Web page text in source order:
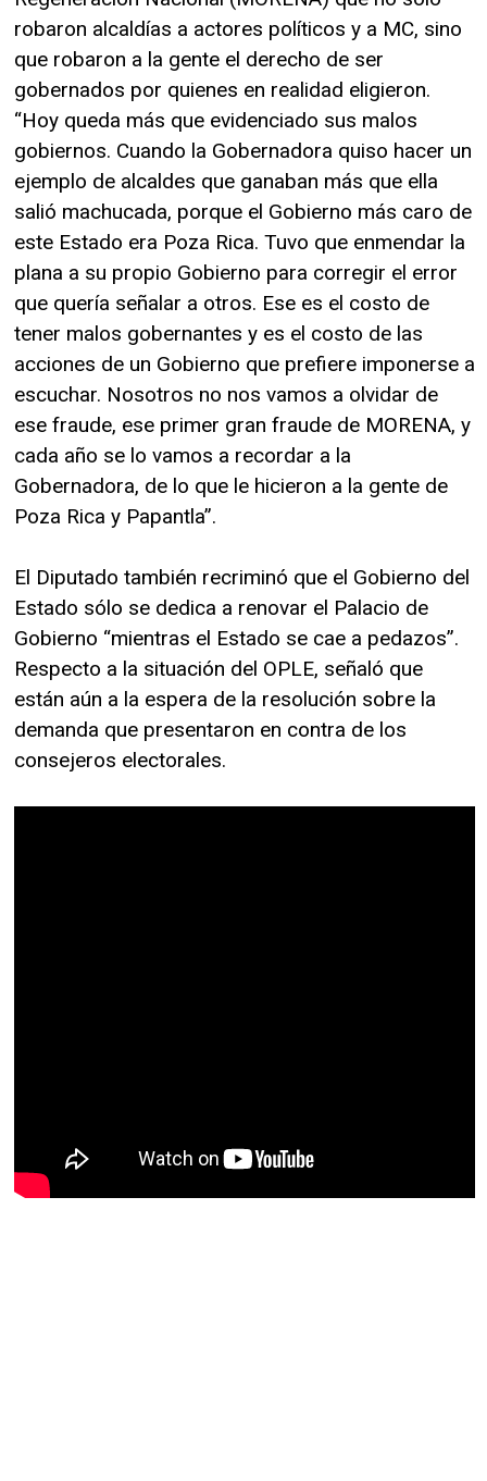
robaron alcaldías a actores políticos y a MC, sino
que robaron a la gente el derecho de ser
gobernados por quienes en realidad eligieron.
“Hoy queda más que evidenciado sus malos
gobiernos. Cuando la Gobernadora quiso hacer un
ejemplo de alcaldes que ganaban más que ella
salió machucada, porque el Gobierno más caro de
este Estado era Poza Rica. Tuvo que enmendar la
plana a su propio Gobierno para corregir el error
que quería señalar a otros. Ese es el costo de
tener malos gobernantes y es el costo de las
acciones de un Gobierno que prefiere imponerse a
escuchar. Nosotros no nos vamos a olvidar de
ese fraude, ese primer gran fraude de MORENA, y
cada año se lo vamos a recordar a la
Gobernadora, de lo que le hicieron a la gente de
Poza Rica y Papantla”.
El Diputado también recriminó que el Gobierno del
Estado sólo se dedica a renovar el Palacio de
Gobierno “mientras el Estado se cae a pedazos”.
Respecto a la situación del OPLE, señaló que
están aún a la espera de la resolución sobre la
demanda que presentaron en contra de los
consejeros electorales.